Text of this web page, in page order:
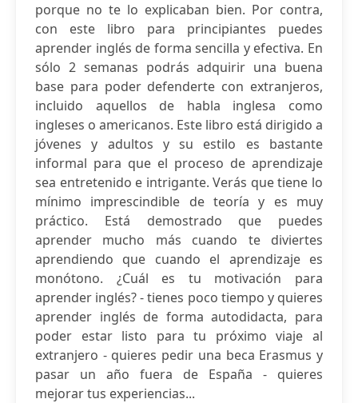
porque no te lo explicaban bien. Por contra,
con este libro para principiantes puedes
aprender inglés de forma sencilla y efectiva. En
sólo 2 semanas podrás adquirir una buena
base para poder defenderte con extranjeros,
incluido aquellos de habla inglesa como
ingleses o americanos. Este libro está dirigido a
jóvenes y adultos y su estilo es bastante
informal para que el proceso de aprendizaje
sea entretenido e intrigante. Verás que tiene lo
mínimo imprescindible de teoría y es muy
práctico. Está demostrado que puedes
aprender mucho más cuando te diviertes
aprendiendo que cuando el aprendizaje es
monótono. ¿Cuál es tu motivación para
aprender inglés? - tienes poco tiempo y quieres
aprender inglés de forma autodidacta, para
poder estar listo para tu próximo viaje al
extranjero - quieres pedir una beca Erasmus y
pasar un año fuera de España - quieres
mejorar tus experiencias...